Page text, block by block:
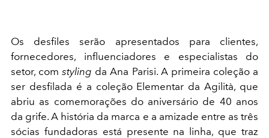
Os desfiles serão apresentados para clientes,
fornecedores, influenciadores e especialistas do
setor, comstyling da Ana Parisi. A primeira coleção a
ser desfilada é a coleção Elementar da Agilità, que
abriu as comemorações do aniversário de 40 anos
da grife. A história da marca e a amizade entre as três
sócias fundadoras está presente na linha, que traz